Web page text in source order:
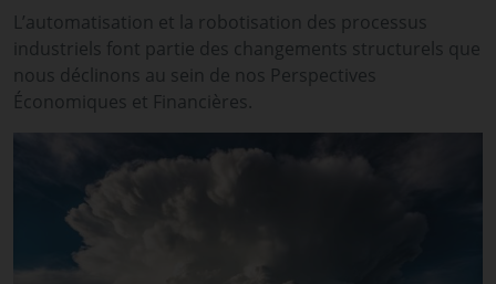
L’automatisation et la robotisation des processus
industriels font partie des changements structurels que
nous déclinons au sein de nos Perspectives
Économiques et Financières.